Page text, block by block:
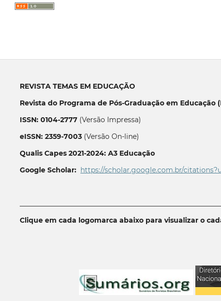
REVISTA TEMAS EM EDUCAÇÃO
Revista do Programa de Pós-Graduação em Educação
ISSN: 0104-2777(Versão Impressa)
eISSN: 2359-7003(Versão On-line)
Qualis Capes 2021-2024: A3 Educação
Google Scholar: https://scholar.google.com.br/
Clique em cada logomarca abaixo para visualizar o